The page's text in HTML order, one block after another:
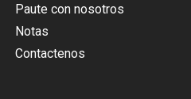
Paute con nosotros
Notas
Contactenos